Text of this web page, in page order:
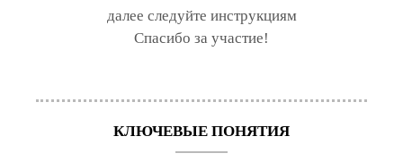
далее следуйте инструкциям
Спасибо за участие!
КЛЮЧЕВЫЕ ПОНЯТИЯ